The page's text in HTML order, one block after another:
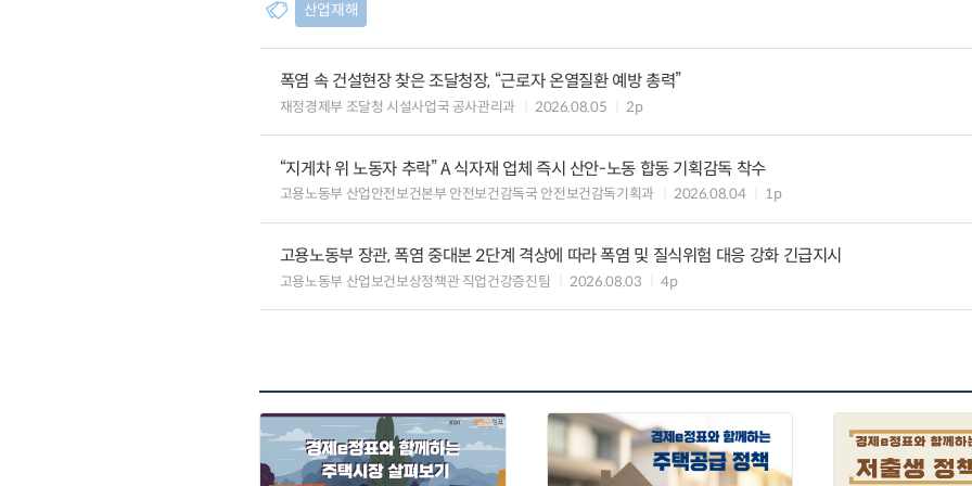
산업재해
폭염 속 건설현장 찾은 조달청장, “근로자 온열질환 예방 총력”
재정경제부 조달청 시설사업국 공사관리과 2026.08.05 2p
“지게차 위 노동자 추락” A 식자재 업체 즉시 산안-노동 합동 기획감독 착수
고용노동부 산업안전보건본부 안전보건감독국 안전보건감독기획과 2026.08.04 1p
고용노동부 장관, 폭염 중대본 2단계 격상에 따라 폭염 및 질식위험 대응 강화 긴급지시
고용노동부 산업보건보상정책관 직업건강증진팀 2026.08.03 4p